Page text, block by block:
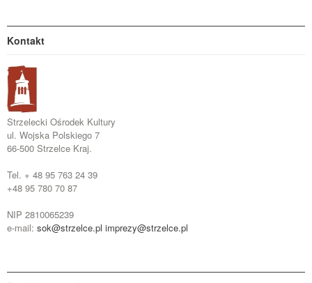
Kontakt
Strzelecki Ośrodek Kultury
ul. Wojska Polskiego 7
66-500 Strzelce Kraj.
Tel. + 48 95 763 24 39
+48 95 780 70 87
NIP 2810065239
e-mail: sok@strzelce.pl imprezy@strzelce.pl